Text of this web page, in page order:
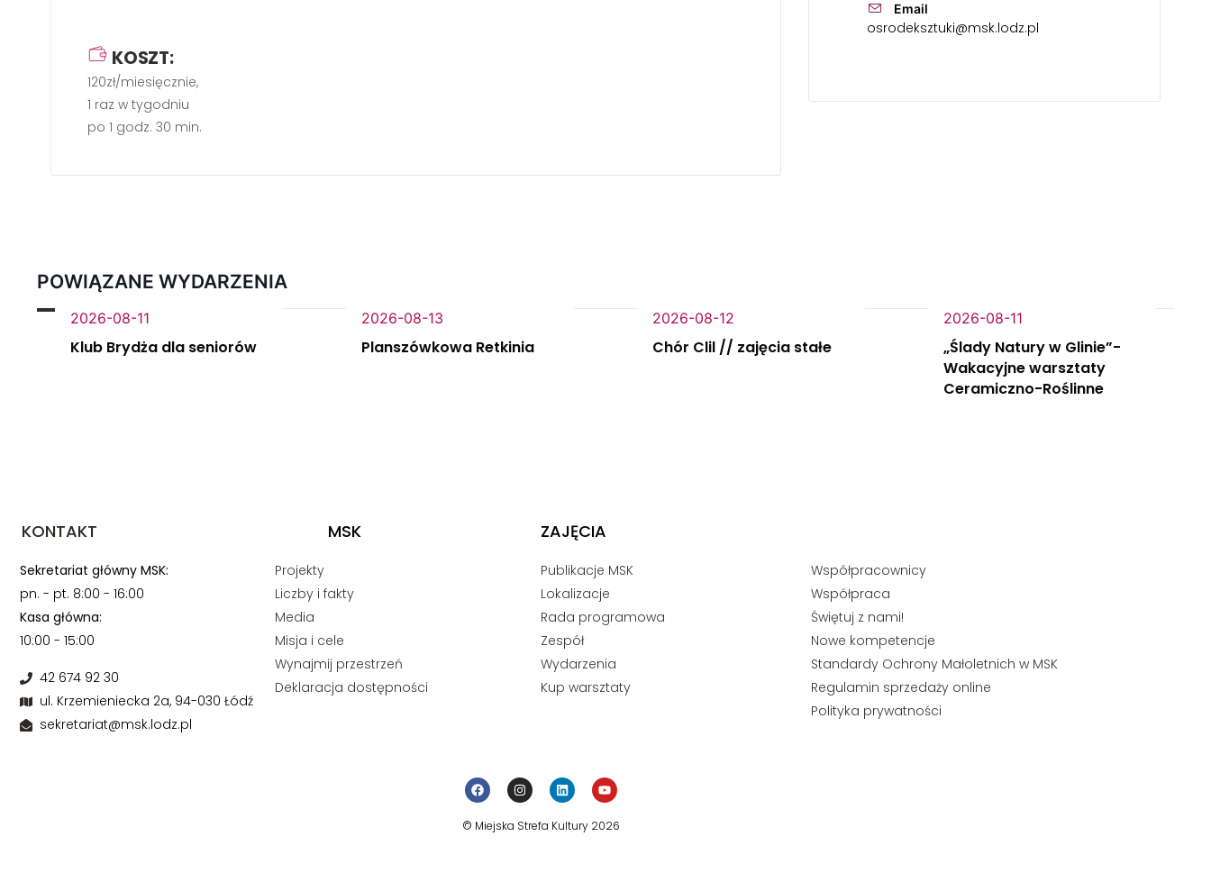
KOSZT:
120zł/miesięcznie,
1 raz w tygodniu
po 1 godz. 30 min.
Email
osrodeksztuki@msk.lodz.pl
POWIĄZANE WYDARZENIA
2026-08-11
Klub Brydża dla seniorów
2026-08-13
Planszówkowa Retkinia
2026-08-12
Chór Clil // zajęcia stałe
2026-08-11
„Ślady Natury w Glinie”-
Wakacyjne warsztaty
Ceramiczno-Roślinne
KONTAKT MSK ZAJĘCIA
Sekretariat główny MSK:
pn. - pt. 8:00 - 16:00
Kasa główna:
10:00 - 15:00
42 674 92 30
ul. Krzemieniecka 2a, 94-030 Łódź
sekretariat@msk.lodz.pl
Projekty
Liczby i fakty
Media
Misja i cele
Wynajmij przestrzeń
Deklaracja dostępności
Publikacje MSK
Lokalizacje
Rada programowa
Zespół
Wydarzenia
Kup warsztaty
Współpracownicy
Współpraca
Świętuj z nami!
Nowe kompetencje
Standardy Ochrony Małoletnich w MSK
Regulamin sprzedaży online
Polityka prywatności
© Miejska Strefa Kultury 2026